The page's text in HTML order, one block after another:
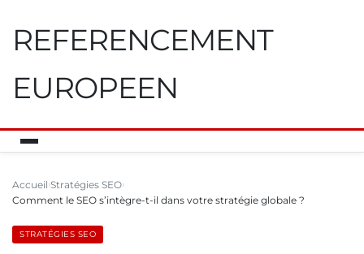
REFERENCEMENT
EUROPEEN
Accueil Stratégies SEO
Comment le SEO s’intègre-t-il dans votre stratégie globale ?
STRATÉGIES SEO